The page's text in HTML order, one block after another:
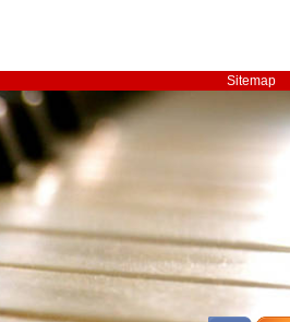
Sitemap